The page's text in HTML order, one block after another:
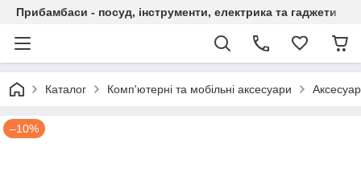
Прибамбаси - посуд, інструменти, електрика та гаджети
Каталог Комп'ютерні та мобільні аксесуари
–10%